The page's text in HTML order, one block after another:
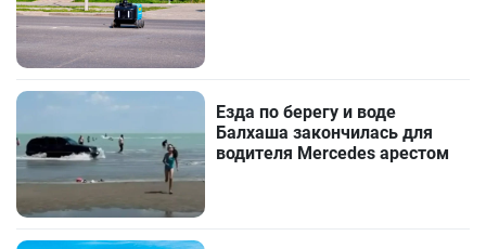
Езда по берегу и воде
Балхаша закончилась для
водителя Mercedes арестом